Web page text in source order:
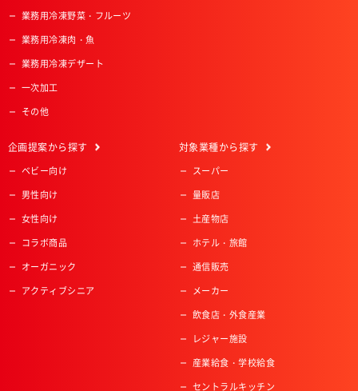
業務用冷凍野菜・フルーツ
業務用冷凍肉・魚
業務用冷凍デザート
一次加工
その他
企画提案から探す
ベビー向け
男性向け
女性向け
コラボ商品
オーガニック
アクティブシニア
対象業種から探す
スーパー
量販店
土産物店
ホテル・旅館
通信販売
メーカー
飲食店・外食産業
レジャー施設
産業給食・学校給食
セントラルキッチン